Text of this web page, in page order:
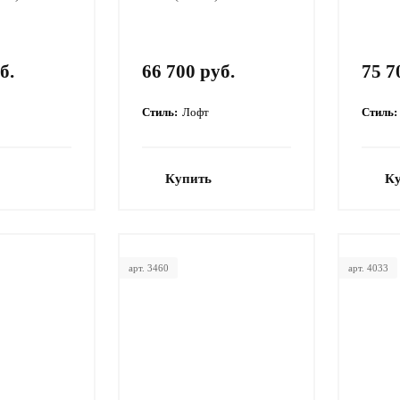
66 700 руб.
Стиль: Лофт
Купить
75
Стиль:
арт. 3460 арт. 4033